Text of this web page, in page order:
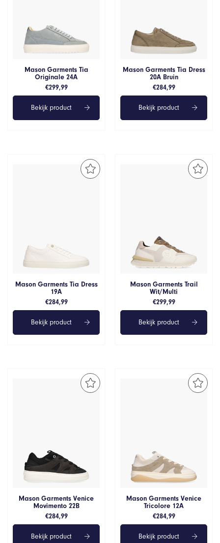
Mason Garments Tia
Originale 24A
€299,99
Bekijk product
Mason Garments Tia Dress
20A Bruin
€284,99
Bekijk product
Mason Garments Tia Dress
19A
€284,99
Bekijk product
Mason Garments Trail
Wit/Multi
€299,99
Bekijk product
Mason Garments Venice
Movimento 22B
€284,99
Bekijk product
Mason Garments Venice
Tricolore 12A
€284,99
Bekijk product